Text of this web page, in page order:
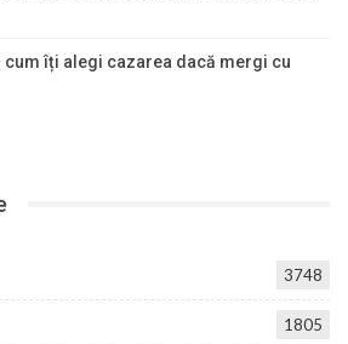
cum îți alegi cazarea dacă mergi cu
3748
1805